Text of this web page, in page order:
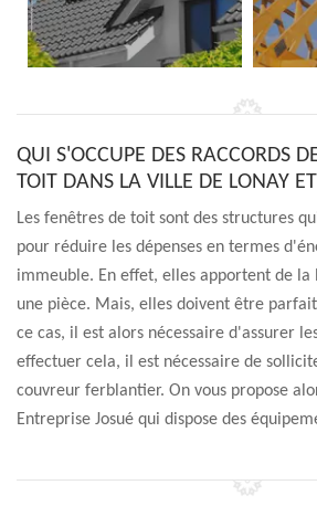
QUI S'OCCUPE DES RACCORDS
TOIT DANS LA VILLE DE LONAY
Les fenêtres de toit sont des structures
pour réduire les dépenses en termes
immeuble. En effet, elles apportent de
une pièce. Mais, elles doivent être
ce cas, il est alors nécessaire d'assurer
effectuer cela, il est nécessaire de
couvreur ferblantier. On vous propose
Entreprise Josué qui dispose des